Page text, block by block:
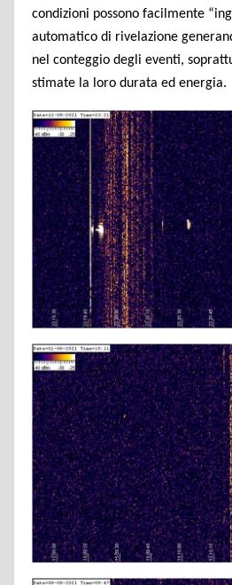
condizioni possono facilmente
automatico di rivelazione
nel conteggio degli eventi,
stimate la loro durata ed energia.